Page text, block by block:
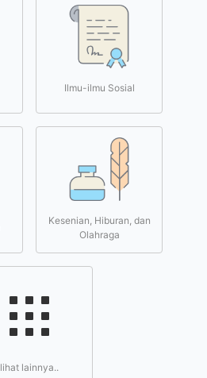
Ilmu-ilmu Sosial
Kesenian, Hiburan, dan
Olahraga
lihat lainnya..